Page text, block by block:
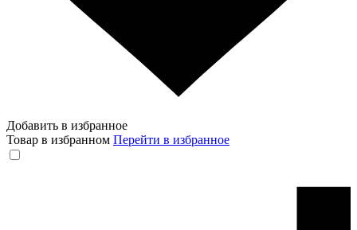
Добавить в избранное
Товар в избранном Перейти в избранное